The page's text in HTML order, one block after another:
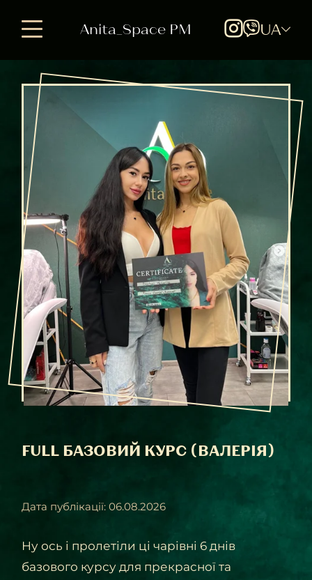
Anita_Space PM UA
FULL БАЗОВИЙ КУРС (ВАЛЕРІЯ)
Дата публікації: 06.08.2026
Ну ось і пролетіли ці чарівні 6 днів
базового курсу для прекрасної та